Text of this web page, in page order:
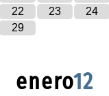
22 23 24
29
enero12